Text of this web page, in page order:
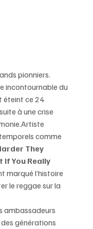
pionniers.
incontournable du
éteint ce 24
à une crise
comme
They
If You Really
marqué l’histoire
le reggae sur la
ambassadeurs
générations